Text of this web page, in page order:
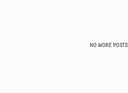
NO MORE POSTS